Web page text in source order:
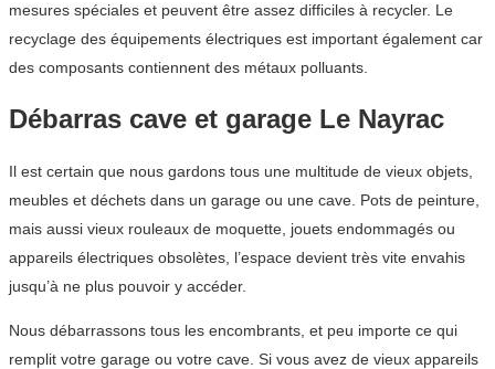
mesures spéciales et peuvent être assez difficiles à recycler. Le
recyclage des équipements électriques est important également car
des composants contiennent des métaux polluants.
Débarras cave et garage Le Nayrac
Il est certain que nous gardons tous une multitude de vieux objets,
meubles et déchets dans un garage ou une cave. Pots de peinture,
mais aussi vieux rouleaux de moquette, jouets endommagés ou
appareils électriques obsolètes, l’espace devient très vite envahis
jusqu’à ne plus pouvoir y accéder.
Nous débarrassons tous les encombrants, et peu importe ce qui
remplit votre garage ou votre cave. Si vous avez de vieux appareils